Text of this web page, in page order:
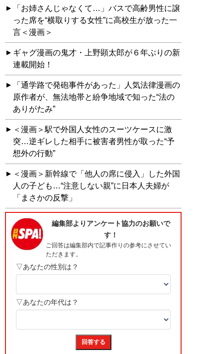
「お姉さんじゃなくて…」バスで高齢男性に譲
った席を“横取りする女性”に高校生が放った一
言＜漫画＞
ギャグ漫画の鬼才・上野顕太郎が６年ぶりの新
連載開始！
「通学路で発砲事件があった」人気法律漫画の
原作者が、無法地帯と紛争地域で知った“法の
ありがたみ”
＜漫画＞駅で外国人女性のスーツケースに激
突…逆ギレした相手に被害者男性が取った“予
想外の行動”
＜漫画＞新幹線で「他人の席に侵入」した外国
人の子ども…“注意しない親”に日本人夫婦が
「まさかの反撃」